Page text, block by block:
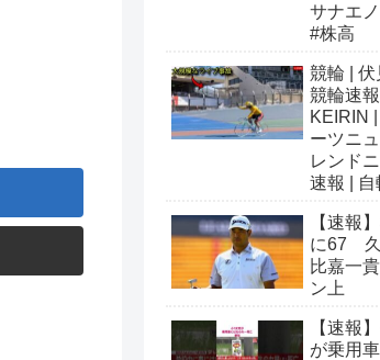
サナエ
#株高
競輪 | 伏
競輪速
KEIRIN
ーツニ
レンド
速報 |
【速報
に67 久
比嘉一
ン上
【速報
が乗用